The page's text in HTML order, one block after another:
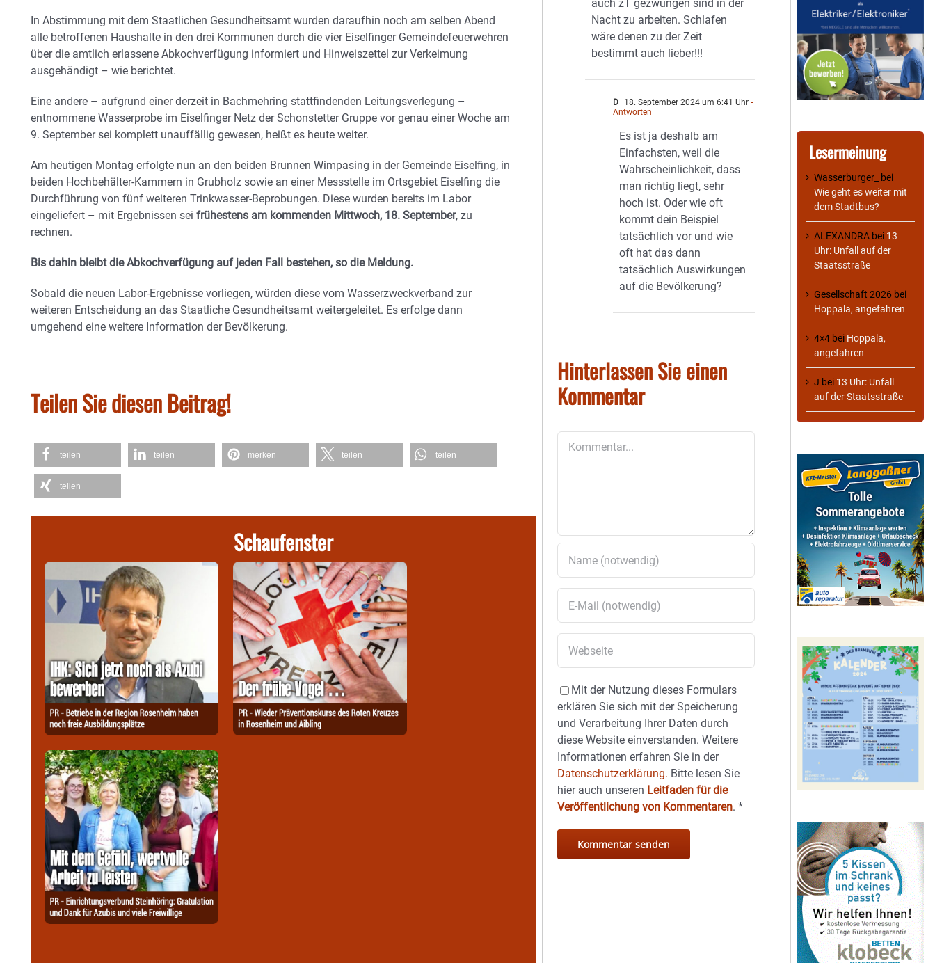
In Abstimmung mit dem Staatlichen Gesundheitsamt wurden daraufhin noch am selben Abend
alle betroffenen Haushalte in den drei Kommunen durch die vier Eiselfinger Gemeindefeuerwehren
über die amtlich erlassene Abkochverfügung informiert und Hinweiszettel zur Verkeimung
ausgehändigt – wie berichtet.
Eine andere – aufgrund einer derzeit in Bachmehring stattfindenden Leitungsverlegung –
entnommene Wasserprobe im Eiselfinger Netz der Schonstetter Gruppe vor genau einer Woche am
9. September sei komplett unauffällig gewesen, heißt es heute weiter.
Am heutigen Montag erfolgte nun an den beiden Brunnen Wimpasing in der Gemeinde Eiselfing, in
beiden Hochbehälter-Kammern in Grubholz sowie an einer Messstelle im Ortsgebiet Eiselfing die
Durchführung von fünf weiteren Trinkwasser-Beprobungen. Diese wurden bereits im Labor
eingeliefert – mit Ergebnissen sei frühestens am kommenden Mittwoch, 18. September, zu
rechnen.
Bis dahin bleibt die Abkochverfügung auf jeden Fall bestehen, so die Meldung.
Sobald die neuen Labor-Ergebnisse vorliegen, würden diese vom Wasserzweckverband zur
weiteren Entscheidung an das Staatliche Gesundheitsamt weitergeleitet. Es erfolge dann
umgehend eine weitere Information der Bevölkerung.
Teilen Sie diesen Beitrag!
teilen teilen merken teilen teilen
teilen
Schaufenster
auch zT gezwungen sind in der
Nacht zu arbeiten. Schlafen
wäre denen zu der Zeit
bestimmt auch lieber!!!
D 18. September 2024 um 6:41 Uhr -
Antworten
Es ist ja deshalb am
Einfachsten, weil die
Wahrscheinlichkeit, dass
man richtig liegt, sehr
hoch ist. Oder wie oft
kommt dein Beispiel
tatsächlich vor und wie
oft hat das dann
tatsächlich Auswirkungen
auf die Bevölkerung?
Hinterlassen Sie einen
Kommentar
Mit der Nutzung dieses Formulars
erklären Sie sich mit der Speicherung
und Verarbeitung Ihrer Daten durch
diese Website einverstanden. Weitere
Informationen erfahren Sie in der
Datenschutzerklärung. Bitte lesen Sie
hier auch unseren Leitfaden für die
Veröffentlichung von Kommentaren.*
Lesermeinung
Wasserburger_
bei
Wie geht es weiter mit
dem Stadtbus?
ALEXANDRA bei 13
Uhr: Unfall auf der
Staatsstraße
Gesellschaft 2026 bei
Hoppala, angefahren
4×4 bei Hoppala,
angefahren
J bei 13 Uhr: Unfall
auf der Staatsstraße